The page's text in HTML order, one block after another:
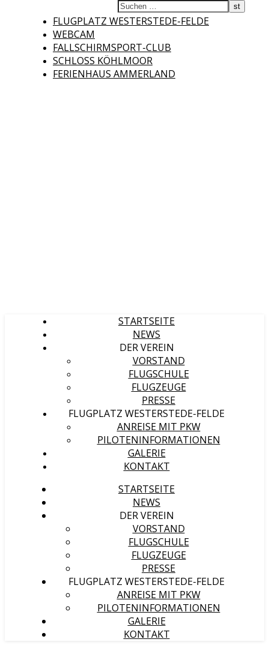
FLUGPLATZ WESTERSTEDE-FELDE
WEBCAM
FALLSCHIRMSPORT-CLUB
SCHLOSS KÖHLMOOR
FERIENHAUS AMMERLAND
Fliegerclub
STARTSEITE
NEWS
DER VEREIN
VORSTAND
FLUGSCHULE
FLUGZEUGE
PRESSE
FLUGPLATZ WESTERSTEDE-FELDE
ANREISE MIT PKW
PILOTENINFORMATIONEN
GALERIE
KONTAKT
STARTSEITE
NEWS
DER VEREIN
VORSTAND
FLUGSCHULE
FLUGZEUGE
PRESSE
FLUGPLATZ WESTERSTEDE-FELDE
ANREISE MIT PKW
PILOTENINFORMATIONEN
GALERIE
KONTAKT